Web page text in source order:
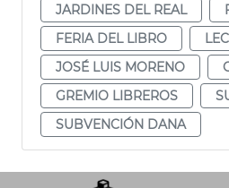
JARDINES DEL REAL
FERIA DEL LIBRO
JOSÉ LUIS MORENO
GREMIO LIBREROS
SUBVENCIÓN DANA